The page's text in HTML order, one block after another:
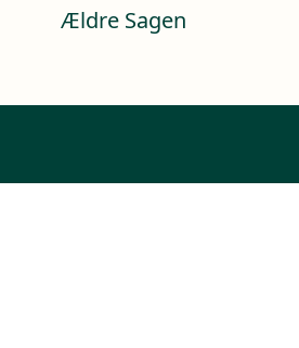
Ældre Sagen